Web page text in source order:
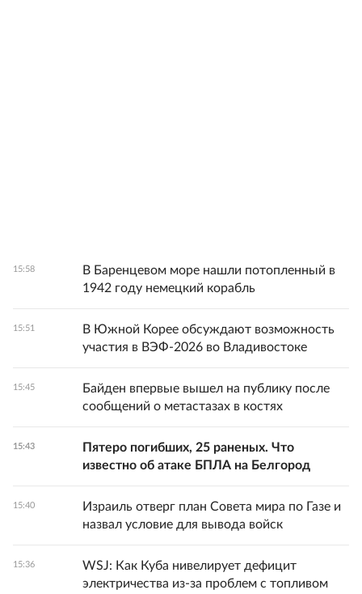
15:58
В Баренцевом море нашли потопленный в
1942 году немецкий корабль
15:51
В Южной Корее обсуждают возможность
участия в ВЭФ-2026 во Владивостоке
15:45
Байден впервые вышел на публику после
сообщений о метастазах в костях
15:43
Пятеро погибших, 25 раненых. Что
известно об атаке БПЛА на Белгород
15:40
Израиль отверг план Совета мира по Газе и
назвал условие для вывода войск
15:36
WSJ: Как Куба нивелирует дефицит
электричества из-за проблем с топливом